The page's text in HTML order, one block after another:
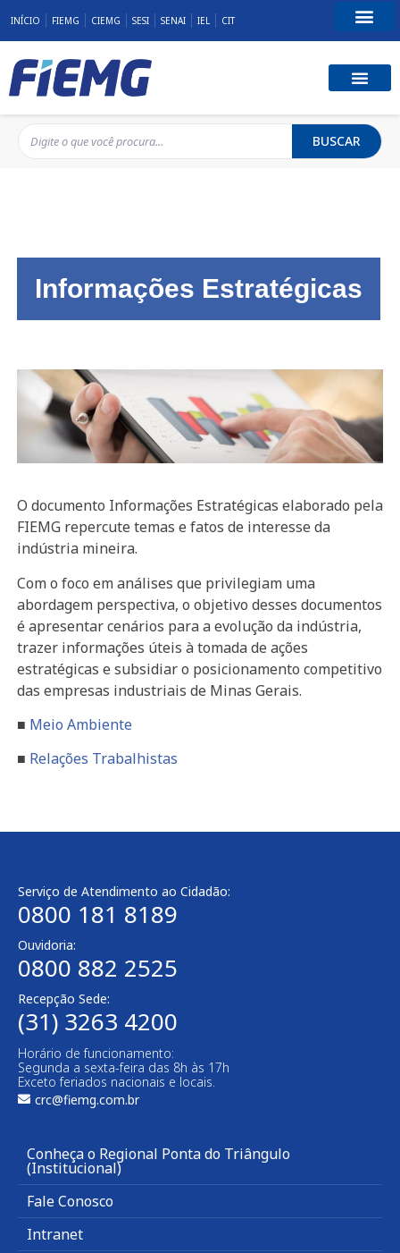
INÍCIO FIEMG CIEMG SESI SENAI IEL CIT
BUSCAR
Informações Estratégicas
O documento Informações Estratégicas elaborado pela
FIEMG repercute temas e fatos de interesse da
indústria mineira.
Com o foco em análises que privilegiam uma
abordagem perspectiva, o objetivo desses documentos
é apresentar cenários para a evolução da indústria,
trazer informações úteis à tomada de ações
estratégicas e subsidiar o posicionamento competitivo
das empresas industriais de Minas Gerais.
■ Meio Ambiente
■ Relações Trabalhistas
Serviço de Atendimento ao Cidadão:
0800 181 8189
Ouvidoria:
0800 882 2525
Recepção Sede:
(31) 3263 4200
Horário de funcionamento:
Segunda a sexta-feira das 8h às 17h
Exceto feriados nacionais e locais.
crc@fiemg.com.br
Conheça o Regional Ponta do Triângulo
(Institucional)
Fale Conosco
Intranet